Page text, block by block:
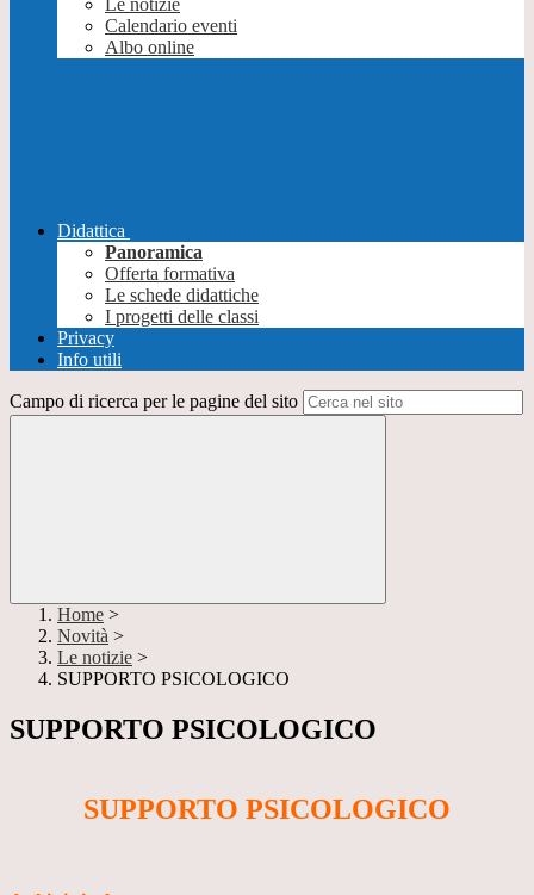
Le notizie
Calendario eventi
Albo online
Didattica
Panoramica
Offerta formativa
Le schede didattiche
I progetti delle classi
Privacy
Info utili
Campo di ricerca per le pagine del sito
Home >
Novità >
Le notizie >
SUPPORTO PSICOLOGICO
SUPPORTO PSICOLOGICO
SUPPORTO PSICOLOGICO